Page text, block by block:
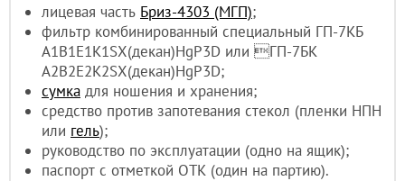
лицевая часть Бриз-4303 (МГП);
фильтр комбинированный специальный ГП-7КБ
A1B1E1K1SX(декан)HgP3D или ГП-7БК
A2B2E2K2SX(декан)HgP3D;
сумка для ношения и хранения;
средство против запотевания стекол (пленки НПН
или гель);
руководство по эксплуатации (одно на ящик);
паспорт с отметкой ОТК (один на партию).